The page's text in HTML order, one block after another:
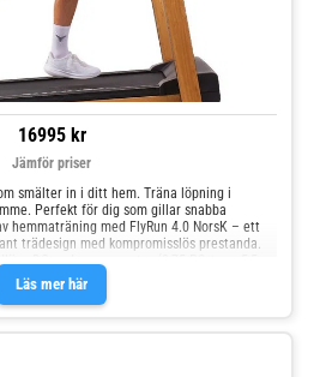
16995 kr
Läs mer här
Jämför priser
smälter in i ditt hem. Träna löpning i
Perfekt för dig som gillar snabba
hemmaträning med FlyRun 4.0 NorsK – ett
trädesign med kompromisslös prestanda.
perfekt för allt från lugn gång till intensiva
4.0 är mer än ett träningsredskap –
exklusiva träfinishen smälter in i ditt hem